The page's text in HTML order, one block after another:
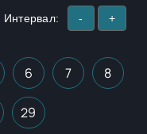
Интервал: - +
6 7 8
29